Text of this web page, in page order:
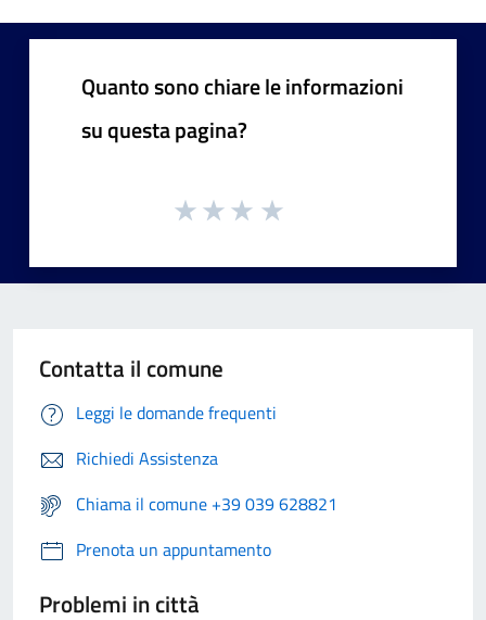
Quanto sono chiare le informazioni
su questa pagina?
Contatta il comune
Leggi le domande frequenti
Richiedi Assistenza
Chiama il comune +39 039 628821
Prenota un appuntamento
Problemi in città